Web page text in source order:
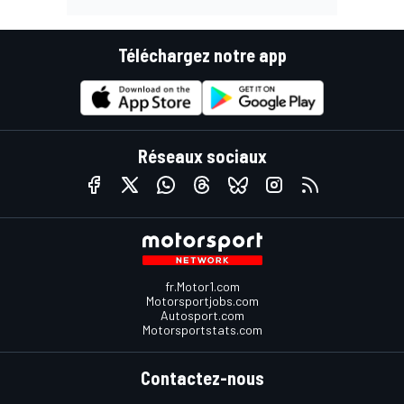
Téléchargez notre app
Réseaux sociaux
fr.Motor1.com
Motorsportjobs.com
Autosport.com
Motorsportstats.com
Contactez-nous